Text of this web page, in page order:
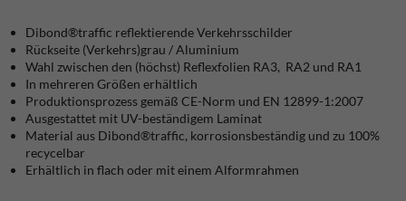
Dibond®traffic reflektierende Verkehrsschilder
Rückseite (Verkehrs)grau / Aluminium
Wahl zwischen den (höchst) Reflexfolien RA3, RA2 und RA1
In mehreren Größen erhältlich
Produktionsprozess gemäß CE-Norm und EN 12899-1:2007
Ausgestattet mit UV-beständigem Laminat
Material aus Dibond®traffic, korrosionsbeständig und zu 100%
recycelbar
Erhältlich in flach oder mit einem Alformrahmen